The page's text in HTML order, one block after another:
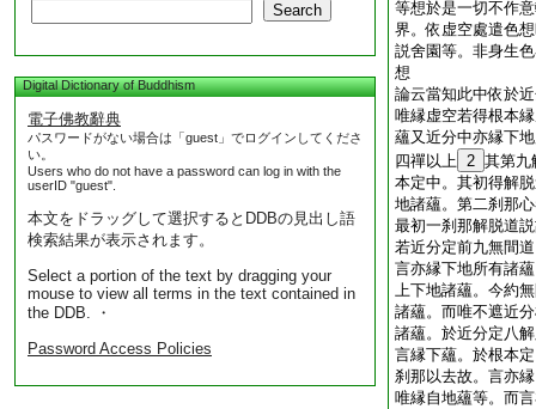
Search
Digital Dictionary of Buddhism
電子佛教辭典
パスワードがない場合は「guest」でログインしてくださ
い。
Users who do not have a password can log in with the
userID "guest".
本文をドラッグして選択するとDDBの見出し語
検索結果が表示されます。
Select a portion of the text by dragging your
mouse to view all terms in the text contained in
the DDB. ・
Password Access Policies
等想於是一切不作
界。依虚空處遣色
説舍園等。非身生
想
論云當知此中依於
唯縁虚空若得根本
蘊又近分中亦縁下
四禪以上 2 其第九
本定中。其初得解
地諸蘊。第二刹那
最初一刹那解脱道
若近分定前九無間
言亦縁下地所有諸
上下地諸蘊。今約
諸蘊。而唯不遮近
諸蘊。於近分定八
言縁下蘊。於根本
刹那以去故。言亦
唯縁自地蘊等。而